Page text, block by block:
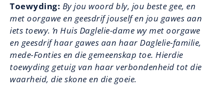
Toewyding: By jou woord bly, jou beste gee, en
met oorgawe en geesdrif jouself en jou gawes aan
iets toewy. ŉ Huis Daglelie-dame wy met oorgawe
en geesdrif haar gawes aan haar Daglelie-familie,
mede-Fonties en die gemeenskap toe. Hierdie
toewyding getuig van haar verbondenheid tot die
waarheid, die skone en die goeie.